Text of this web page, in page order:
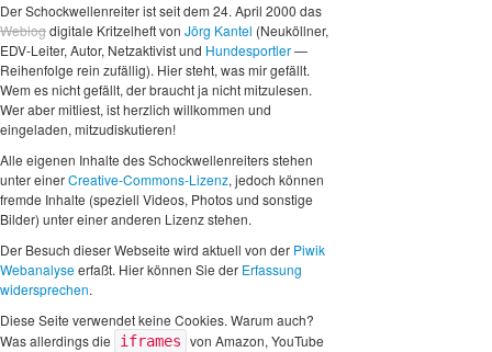
Der Schockwellenreiter ist seit dem 24. April 2000 das
Weblogdigitale Kritzelheft von Jörg Kantel (Neuköllner,
EDV-Leiter, Autor, Netzaktivist und Hundesportler—
Reihenfolge rein zufällig). Hier steht, was mir gefällt.
Wem es nicht gefällt, der braucht ja nicht mitzulesen.
Wer aber mitliest, ist herzlich willkommen und
eingeladen, mitzudiskutieren!
Alle eigenen Inhalte des Schockwellenreiters stehen
unter einerCreative-Commons-Lizenz, jedoch können
fremde Inhalte (speziell Videos, Photos und sonstige
Bilder) unter einer anderen Lizenz stehen.
Der Besuch dieser Webseite wird aktuell von der Piwik
Webanalyseerfaßt. Hier können Sie der Erfassung
widersprechen.
Diese Seite verwendet keine Cookies. Warum auch?
Was allerdings die
iframes von Amazon, YouTube